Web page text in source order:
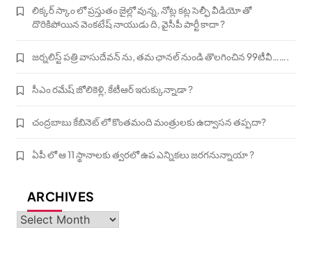
లిక్కర్ స్కాం లో ప్రస్తుతం జైల్లో వున్న, నోట్ల కట్ల సెల్ఫీ వీడియో తో
దొరికిపోయిన వెంకటేష్ నాయుడు ది, వైసీపీ పార్టీ కాదా ?
జర్నలిస్ట్ పత్రి వాసుదేవన్ ను, తమ ఛానల్ నుండి తొలగించిన 99టీవీ…….
సీఎం రమేష్ జోలికెళ్లి, కేటీఆర్ ఇరుక్కున్నాడా ?
చంద్రబాబు కేబినెట్ లో కొంతమంది మంత్రులకు ఉద్వాసన తప్పదా?
ఏపీ లో ఆ 11 స్థానాలకు త్వరలో ఉప ఎన్నికలు జరగనున్నాయా ?
ARCHIVES
Archives